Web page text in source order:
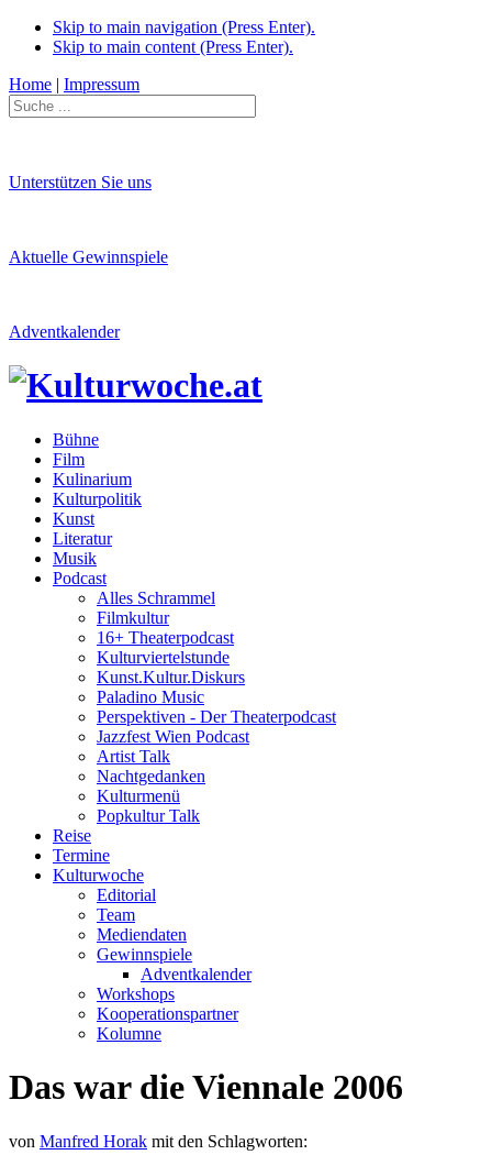
Skip to main navigation (Press Enter).
Skip to main content (Press Enter).
Home | Impressum
Unterstützen Sie uns
Aktuelle Gewinnspiele
Adventkalender
Bühne
Film
Kulinarium
Kulturpolitik
Kunst
Literatur
Musik
Podcast
Alles Schrammel
Filmkultur
16+ Theaterpodcast
Kulturviertelstunde
Kunst.Kultur.Diskurs
Paladino Music
Perspektiven - Der Theaterpodcast
Jazzfest Wien Podcast
Artist Talk
Nachtgedanken
Kulturmenü
Popkultur Talk
Reise
Termine
Kulturwoche
Editorial
Team
Mediendaten
Gewinnspiele
Adventkalender
Workshops
Kooperationspartner
Kolumne
Das war die Viennale 2006
von Manfred Horak mit den Schlagworten: